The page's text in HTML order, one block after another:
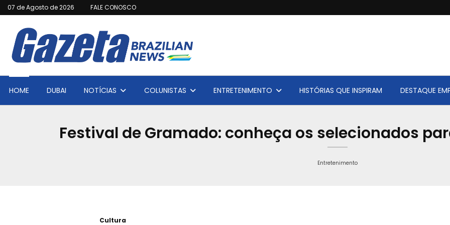
07 de Agosto de 2026 FALE CONOSCO
HOME DUBAI NOTÍCIAS COLUNISTAS ENTRETENIMENTO HISTÓRIAS QUE INSPIRAM DESTAQUE
Festival de Gramado: conheça os selecionados
Entretenimento
Cultura